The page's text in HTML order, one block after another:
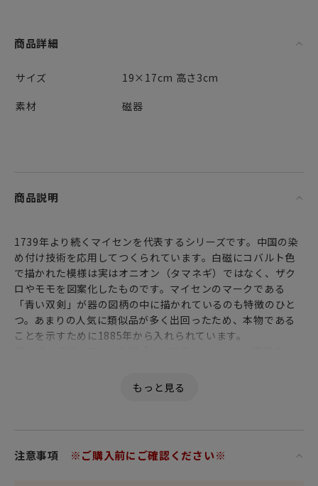
商品詳細
サイズ
19×17cm 高さ3cm
素材
磁器
商品説明
1739年より続くマイセンを代表するシリーズです。中国の染
め付け技術を応用してつくられています。白磁にコバルト色
で描かれた模様は実はオニオン（タマネギ）ではなく、ザク
ロやモモを図案化したものです。マイセンのマークである
「青い双剣」が器の図柄の中に描かれているのも特徴のひと
つ。あまりの人気に類似品が多く出回ったため、本物である
ことを示すために1885年から入れられています。
ツ・・・ティータイムには、クッキーやチョコをのせて。
注意事項 ※ご購入前にご確認ください※